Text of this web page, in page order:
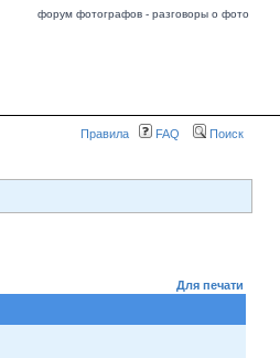
форум фотографов - разговоры о фото
Правила FAQ Поиск
Для печати